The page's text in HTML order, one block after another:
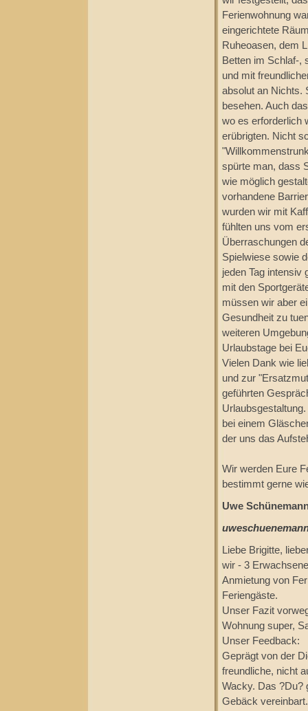
Ferienwohnung
eingerichtete
Ruheoasen, dem
Betten im Schlaf-,
und mit
absolut an Nichts.
besehen. Auch
wo es erforderlich
erübrigten. Nicht
spürte man, dass
wie möglich
vorhandene
wurden wir mit
fühlten uns vom
Überraschungen
Spielwiese sowie
jeden Tag intensiv
mit den
müssen wir aber
Gesundheit zu
weiteren
Urlaubstage bei
Vielen Dank wie
und zur
geführten
bei einem
der uns das
Wir werden Eure
bestimmt gerne
Uwe
Liebe Brigitte,
wir - 3
Anmietung von
Feriengäste.
Unser Fazit
Wohnung super,
Unser Feedback:
Geprägt von der
freundliche, nicht
Wacky. Das ?Du?
Gebäck